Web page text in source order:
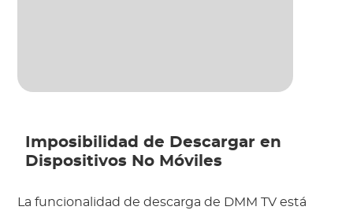
Imposibilidad de Descargar en
Dispositivos No Móviles
La funcionalidad de descarga de DMM TV está